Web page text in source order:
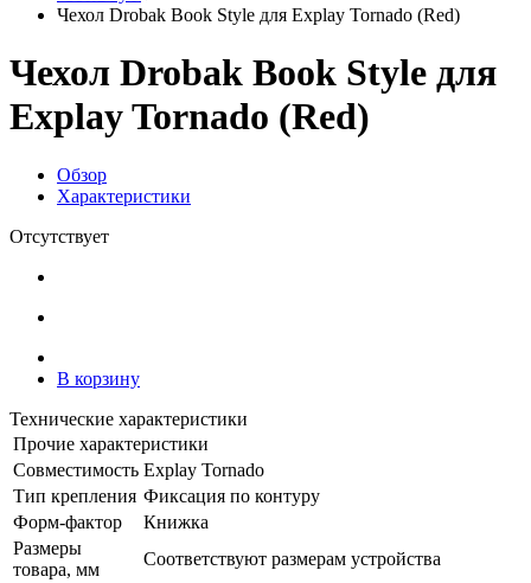
Чехол Drobak Book Style для Explay Tornado (Red)
Чехол Drobak Book Style для
Explay Tornado (Red)
Обзор
Характеристики
Отсутствует
В корзину
Технические характеристики
Прочие характеристики
Совместимость Explay Tornado
Тип крепления Фиксация по контуру
Форм-фактор
Книжка
Размеры
товара, мм
Соответствуют размерам устройства